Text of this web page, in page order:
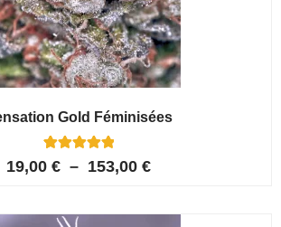
Gold Féminisées
Noté
5.00
6
notations
client
19,00 € – 153,00 €